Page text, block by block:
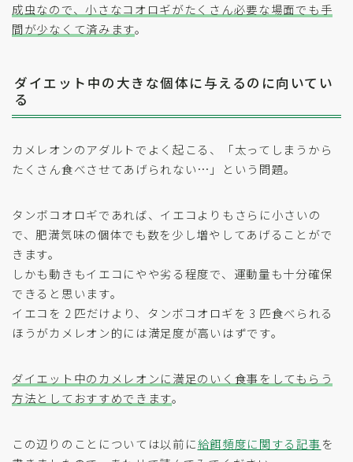
成虫なので、小さなコオロギがたくさん必要な場面でも手
間が少なくて済みます。
ダイエット中の大きな個体に与えるのに向いてい
る
カメレオンのアダルトでよく起こる、「太ってしまうから
たくさん食べさせてあげられない…」という問題。
タンボコオロギであれば、イエコよりもさらに小さいの
で、肥満気味の個体でも数を少し増やしてあげることがで
きます。
しかも動きもイエコにやや劣る程度で、運動量も十分確保
できると思います。
イエコを 2 匹だけより、タンボコオロギを 3 匹食べられる
ほうがカメレオン的には満足度が高いはずです。
ダイエット中のカメレオンに満足のいく食事をしてもらう
方法としておすすめできます。
この辺りのことについては以前に給餌頻度に関する記事を